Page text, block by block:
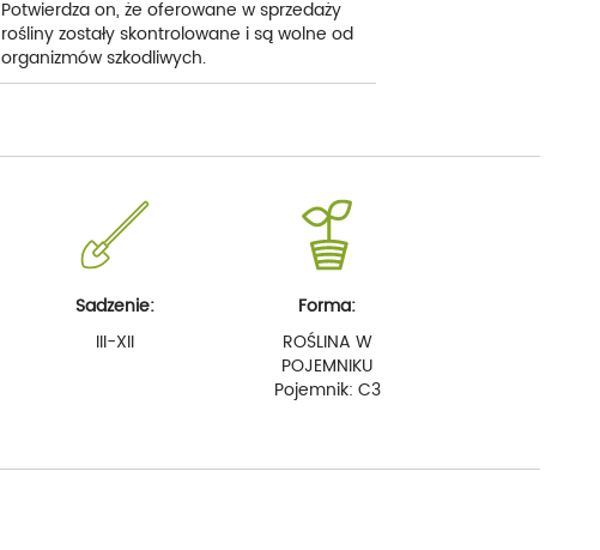
Potwierdza on, że oferowane w sprzedaży
rośliny zostały skontrolowane i są wolne od
organizmów szkodliwych.
Sadzenie:
III-XII
Forma:
ROŚLINA W
POJEMNIKU
Pojemnik: C3